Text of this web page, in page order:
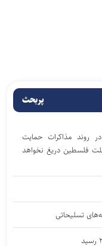
پربحث
روند مذاکرات حمایت
فلسطین دریغ نخواهد
تسلیحاتی